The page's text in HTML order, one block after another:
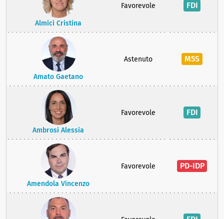
Almici Cristina
Favorevole FDI
Amato Gaetano
Astenuto M5S
Ambrosi Alessia
Favorevole FDI
Amendola Vincenzo
Favorevole PD-IDP